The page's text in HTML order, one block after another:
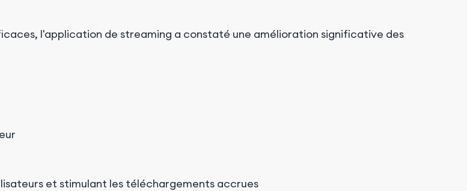
l'application de streaming a constaté une amélioration significative des
et stimulant les téléchargements accrues